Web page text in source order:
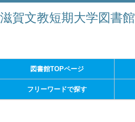
滋賀文教短期大学図書館
図書館TOPページ
フリーワードで探す